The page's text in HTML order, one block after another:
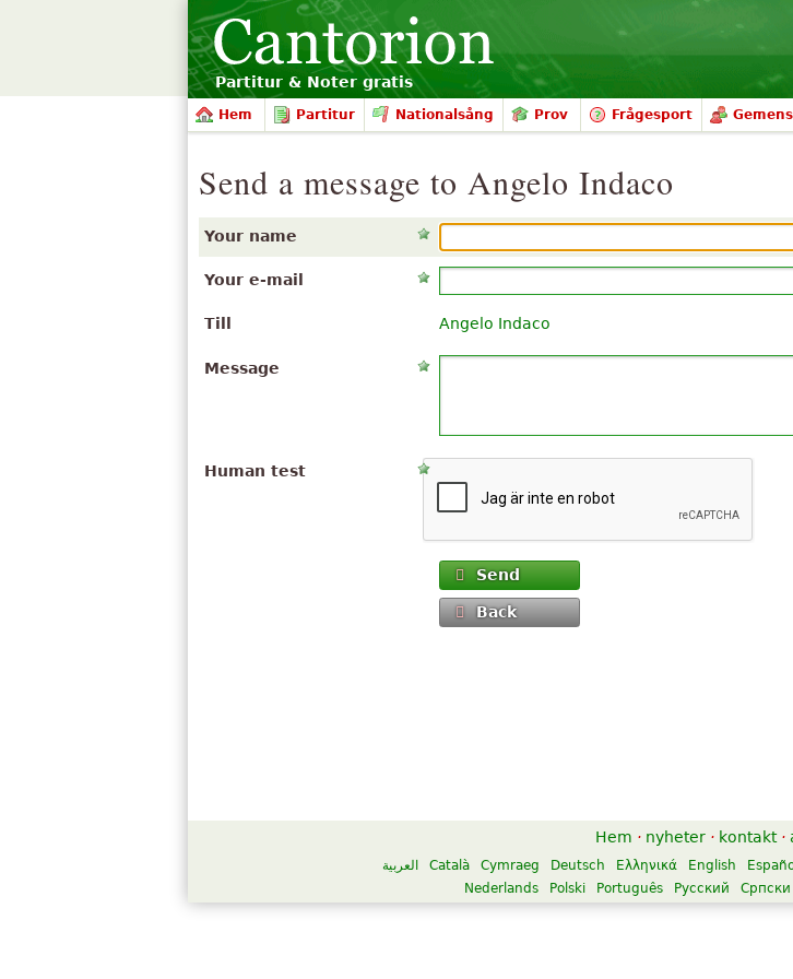
Partitur & Noter gratis
Hem Partitur Nationalsång Prov Frågesport
Send a message to Angelo Indaco
Your name
Your e-mail
Till Angelo Indaco
Message
Human test
Send
Back
Hem · nyheter · kontakt ·
العربية Català Cymraeg Deutsch Ελληνικά English
Nederlands
Polski Português Русский Српски